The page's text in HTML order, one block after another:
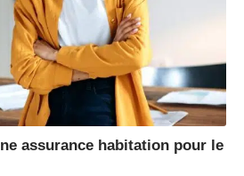
assurance habitation pour le